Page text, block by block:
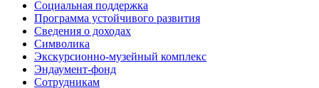
Социальная поддержка
Программа устойчивого развития
Сведения о доходах
Символика
Экскурсионно-музейный комплекс
Эндаумент-фонд
Сотрудникам